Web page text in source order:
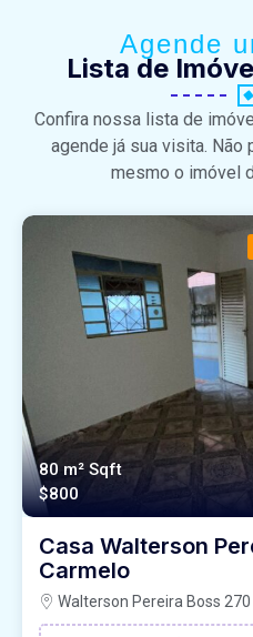
Agende
Lista de
Confira nossa lista de
agende já sua visita. Não
mesmo o imóvel
80 m² Sqft
$800
Casa Walterson
Carmelo
Walterson Pereira Boss 270